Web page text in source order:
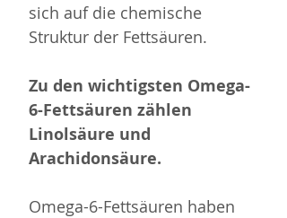
sich auf die chemische
Struktur der Fettsäuren.
Zu den wichtigsten Omega-
6-Fettsäuren zählen
Linolsäure und
Arachidonsäure.
Omega-6-Fettsäuren haben